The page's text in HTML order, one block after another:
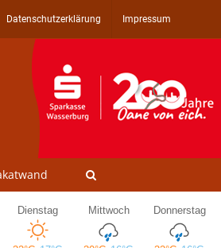
Datenschutzerklärung Impressum